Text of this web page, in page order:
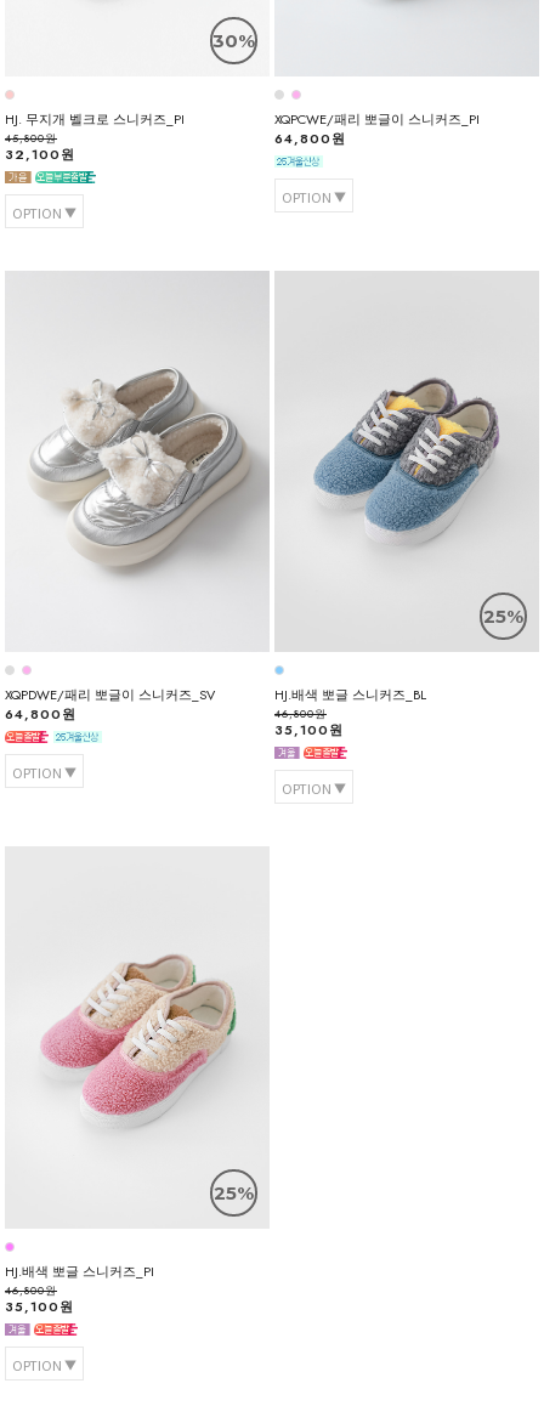
30%
HJ. 무지개 벨크로 스니커즈_PI
45,800원
32,100원
OPTION
XQPCWE/패리 뽀글이 스니커즈_PI
64,800원
OPTION
XQPDWE/패리 뽀글이 스니커즈_SV
64,800원
OPTION
25%
HJ.배색 뽀글 스니커즈_BL
46,800원
35,100원
OPTION
25%
HJ.배색 뽀글 스니커즈_PI
46,800원
35,100원
OPTION